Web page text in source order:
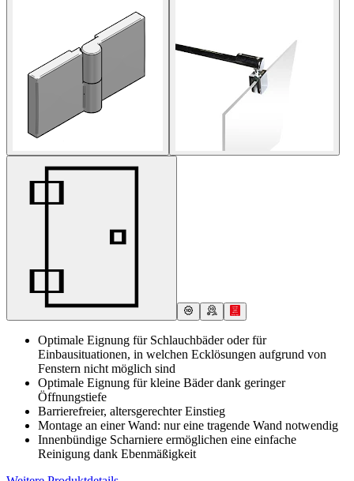
Optimale Eignung für Schlauchbäder oder für
Einbausituationen, in welchen Ecklösungen aufgrund von
Fenstern nicht möglich sind
Optimale Eignung für kleine Bäder dank geringer
Öffnungstiefe
Barrierefreier, altersgerechter Einstieg
Montage an einer Wand: nur eine tragende Wand notwendig
Innenbündige Scharniere ermöglichen eine einfache
Reinigung dank Ebenmäßigkeit